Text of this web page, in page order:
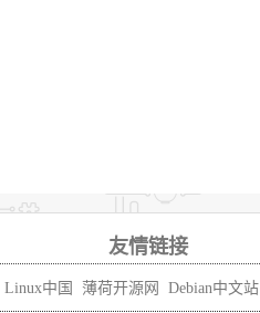
友情链接
Linux中国 薄荷开源网 Debian中文站